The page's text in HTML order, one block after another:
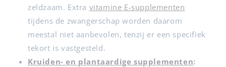
zeldzaam. Extra vitamine E-supplementen
tijdens de zwangerschap worden daarom
meestal niet aanbevolen, tenzij er een specifiek
tekort is vastgesteld.
Kruiden- en plantaardige supplementen: